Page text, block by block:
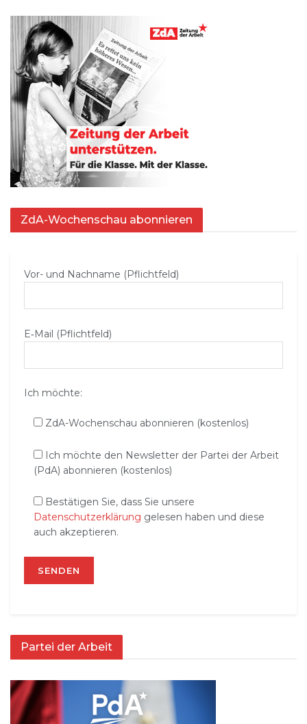
ZdA-Wochenschau abonnieren
Vor- und Nachname (Pflichtfeld)
E‑Mail (Pflichtfeld)
Ich möchte:
ZdA-Wochenschau abonnieren (kostenlos)
Ich möchte den Newsletter der Partei der Arbeit
(PdA) abonnieren (kostenlos)
Bestätigen Sie, dass Sie unsere
Datenschutzerklärung gelesen haben und diese
auch akzeptieren.
Partei der Arbeit